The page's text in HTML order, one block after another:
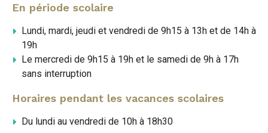
En période scolaire
Lundi, mardi, jeudi et vendredi de 9h15 à 13h et de 14h à
19h
Le mercredi de 9h15 à 19h et le samedi de 9h à 17h
sans interruption
Horaires pendant les vacances scolaires
Du lundi au vendredi de 10h à 18h30